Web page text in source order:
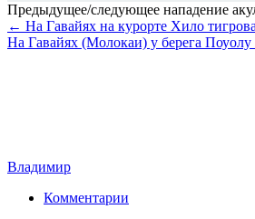
Предыдущее/следующее нападение
← На Гавайях на курорте Хило
На Гавайях (Молокаи) у берега Поуолу
Владимир
Комментарии